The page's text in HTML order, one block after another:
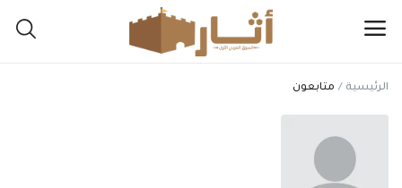
الرئيسية متابعون